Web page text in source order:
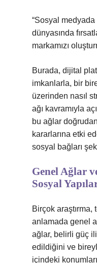
“Sosyal
dünyasında
markamızı
Burada, dijital
imkanlarla, bir
üzerinden nasıl
ağı kavramıyla
bu ağlar
kararlarına etki
sosyal bağları
Genel Ağlar
Sosyal
Birçok araştırma,
anlamada genel
ağlar, belirli güç
edildiğini ve
içindeki